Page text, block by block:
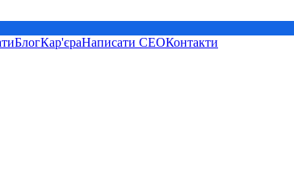
БлогКар'єраНаписати CEOКонтакти